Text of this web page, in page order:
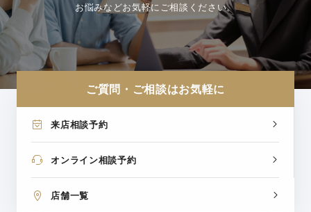
お悩みなどお気軽にご相談ください。
ご質問・ご相談はお気軽に
来店相談予約
オンライン相談予約
店舗一覧